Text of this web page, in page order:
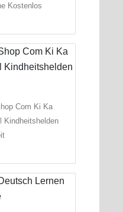
Kostenlos
Com Ki Ka
Kindheitshelden